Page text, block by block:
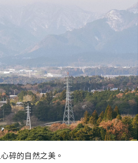
碎的自然之美。